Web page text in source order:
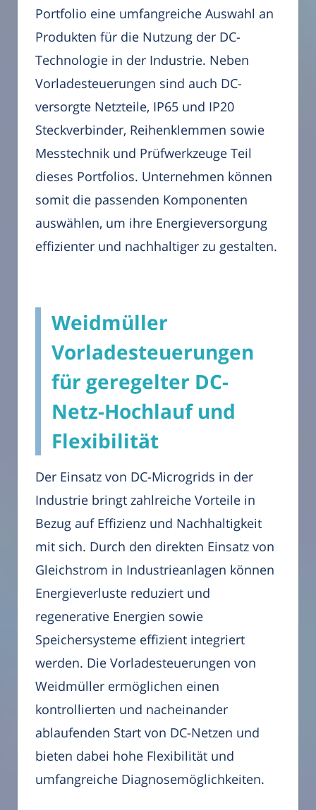
Portfolio eine umfangreiche Auswahl an
Produkten für die Nutzung der DC-
Technologie in der Industrie. Neben
Vorladesteuerungen sind auch DC-
versorgte Netzteile, IP65 und IP20
Steckverbinder, Reihenklemmen sowie
Messtechnik und Prüfwerkzeuge Teil
dieses Portfolios. Unternehmen können
somit die passenden Komponenten
auswählen, um ihre Energieversorgung
effizienter und nachhaltiger zu gestalten.
Weidmüller
Vorladesteuerungen
für geregelter DC-
Netz-Hochlauf und
Flexibilität
Der Einsatz von DC-Microgrids in der
Industrie bringt zahlreiche Vorteile in
Bezug auf Effizienz und Nachhaltigkeit
mit sich. Durch den direkten Einsatz von
Gleichstrom in Industrieanlagen können
Energieverluste reduziert und
regenerative Energien sowie
Speichersysteme effizient integriert
werden. Die Vorladesteuerungen von
Weidmüller ermöglichen einen
kontrollierten und nacheinander
ablaufenden Start von DC-Netzen und
bieten dabei hohe Flexibilität und
umfangreiche Diagnosemöglichkeiten.